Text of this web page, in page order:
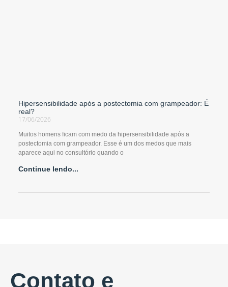
Hipersensibilidade após a postectomia com grampeador: É
real?
17/06/2026
Muitos homens ficam com medo da hipersensibilidade após a
postectomia com grampeador. Esse é um dos medos que mais
aparece aqui no consultório quando o
Continue lendo...
Contato e